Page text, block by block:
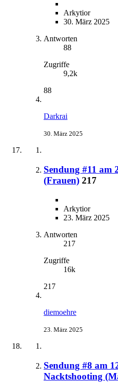
Arkytior
30. März 2025
Antworten
88
Zugriffe
9,2k
88
Darkrai
30. März 2025
Sendung #11 am
(Frauen) 217
Arkytior
23. März 2025
Antworten
217
Zugriffe
16k
217
diemoehre
23. März 2025
Sendung #8 am
Nacktshooting